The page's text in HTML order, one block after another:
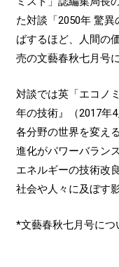
た対談「2050年 驚
ばするほど、人間の
売の文藝春秋七月号
対談では英「エコノ
年の技術』（2017年
各分野の世界を変え
進化がパワーバラン
エネルギーの技術改
社会や人々に及ぼす
*文藝春秋七月号につ